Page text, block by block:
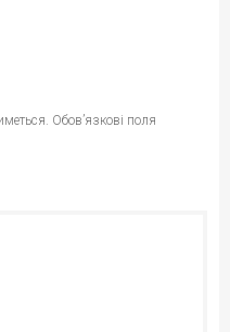
Обов’язкові поля